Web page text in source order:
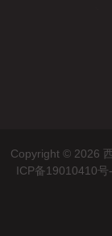
Copyright © 2026
ICP备19010410号